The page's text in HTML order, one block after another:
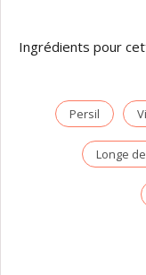
Ingrédients pour
Persil
Longe